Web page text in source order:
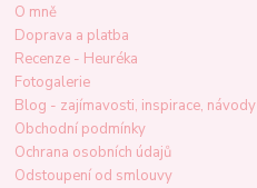
O mně
Doprava a platba
Recenze - Heuréka
Fotogalerie
Blog - zajímavosti, inspirace, návody
Obchodní podmínky
Ochrana osobních údajů
Odstoupení od smlouvy